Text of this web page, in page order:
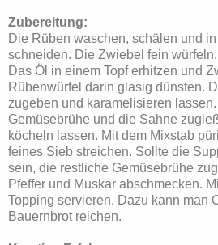
Zubereitung:
Die Rüben waschen, schälen und in
schneiden. Die Zwiebel fein würfeln.
Das Öl in einem Topf erhitzen und
Rübenwürfel darin glasig dünsten.
zugeben und karamelisieren lassen.
Gemüsebrühe und die Sahne
köcheln lassen. Mit dem Mixstab
feines Sieb streichen. Sollte die
sein, die restliche Gemüsebrühe
Pfeffer und Muskar abschmecken.
Topping servieren. Dazu kann man
Bauernbrot reichen.